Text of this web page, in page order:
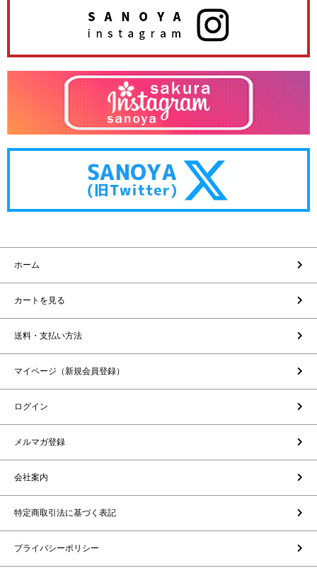
ホーム
カートを見る
送料・支払い方法
マイページ（新規会員登録）
ログイン
メルマガ登録
会社案内
特定商取引法に基づく表記
プライバシーポリシー